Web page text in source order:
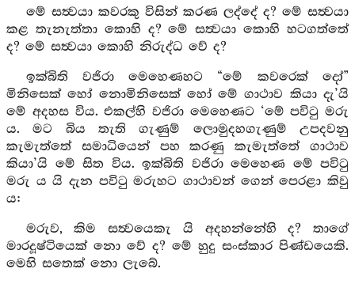
මේ සත්‍වයා කවරකු විසින් කරණ ලද්දේ ද? මේ සත්‍වයා
කළ තැනැත්තා කොහි ද? මේ සත්‍වයා කොහි හටගත්තේ
ද? මේ සත්‍වයා කොහි නිරුද්ධ වේ ද?
ඉක්බිති වජිරා මෙහෙණහට “මේ කවරෙක් දෝ”
මිනිසෙක් හෝ නොමිනිසෙක් හෝ මේ ගාථාව කියා දැ’යි
මේ අදහස විය. එකල්හි වජිරා මෙහෙණට ‘මේ පවිටු මරු
ය. මට බිය තැති ගැණුම් ලොමුදහගැණුම් උපදවනු
කැමැත්තේ සමාධියෙන් පහ කරණු කැමැත්තේ ගාථාව
කියා’යි මේ සිත විය. ඉක්බිති වජිරා මෙහෙණ මේ පවිටු
මරු ය යි දැන පවිටු මරුහට ගාථාවන් ගෙන් පෙරළා කිවු
ය:
මරුව, කිම සත්‍වයෙකැ යි අදහන්නේහි ද? තාගේ
මාරදූෂ්ටියෙක් නො වේ ද? මේ හුදු සංස්කාර පිණ්ඩයෙකි.
මෙහි සතෙක් නො ලැබේ.